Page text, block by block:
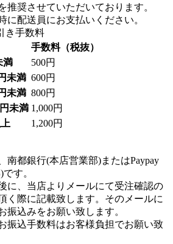
推奨させていただいております。
に配送員にお支払いください。
き手数料
手数料（税抜）
満
500円
未満 600円
未満 800円
未満 1,000円
1,200円
南都銀行(本店営業部)またはPaypay
す。
に、当店よりメールにて受注確認の
く際に記載致します。そのメールに
振込みをお願い致します。
振込手数料はお客様負担でお願い致